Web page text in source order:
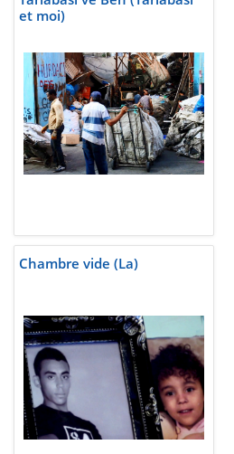
et moi)
Chambre vide (La)